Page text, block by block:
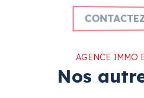
AGENCE IMMO
Nos